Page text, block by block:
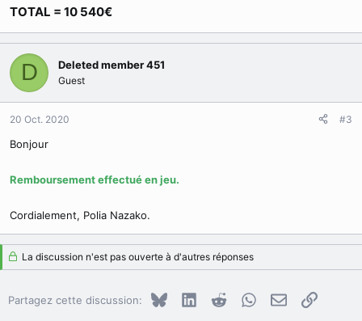
TOTAL = 10 540€
D Deleted member 451
Guest
20 Oct. 2020 #3
Bonjour
Remboursement effectué en jeu.
Cordialement, Polia Nazako.
La discussion n'est pas ouverte à d'autres réponses
Partagez cette discussion: BlueskyLinkedInRedditWhatsApp
E-mailCopier